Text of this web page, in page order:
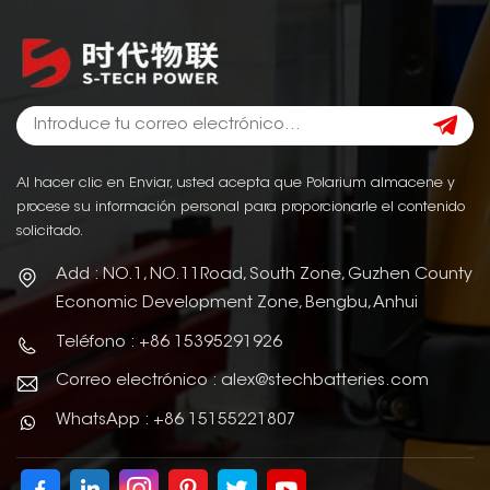
Al hacer clic en Enviar, usted acepta que Polarium almacene y
procese su información personal para proporcionarle el contenido
solicitado.
Add : NO.1, NO.11Road, South Zone, Guzhen County
Economic Development Zone, Bengbu, Anhui
Teléfono : +86 15395291926
Correo electrónico : alex@stechbatteries.com
WhatsApp : +86 15155221807